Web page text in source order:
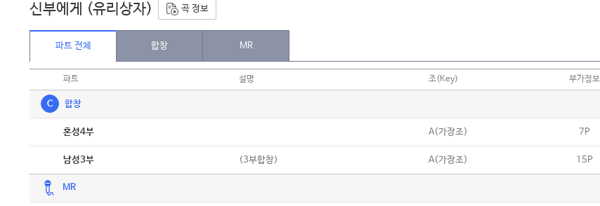
11 사랑의 서약 (한동준)
12 사랑이 지나가면 (이문세)
15
신부에게 (유리상자) 곡 정보
파트 전체 합창 MR
파트 설명 조(Key) 부가정보
C 합창
혼성4부 A(가장조) 7P
남성3부 (3부합창) A(가장조) 15P
MR